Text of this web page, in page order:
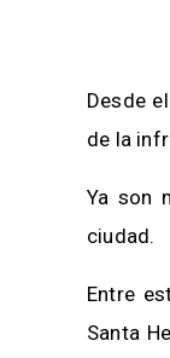
Desde
de la
Ya son
ciudad.
Entre
Santa